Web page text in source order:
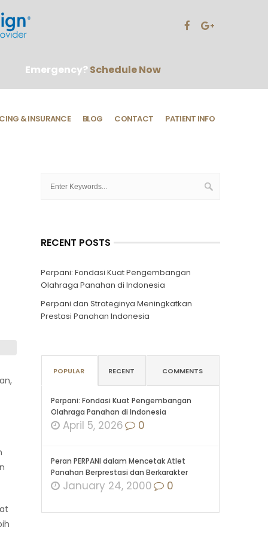
Emergency?Schedule Now
& INSURANCE BLOG CONTACT PATIENT INFO
RECENT POSTS
Perpani: Fondasi Kuat Pengembangan
Olahraga Panahan di Indonesia
Perpani dan Strateginya Meningkatkan
Prestasi Panahan Indonesia
POPULAR RECENT COMMENTS
Perpani: Fondasi Kuat Pengembangan
Olahraga Panahan di Indonesia
April 5, 2026 0
Peran PERPANI dalam Mencetak Atlet
Panahan Berprestasi dan Berkarakter
January 24, 2000 0